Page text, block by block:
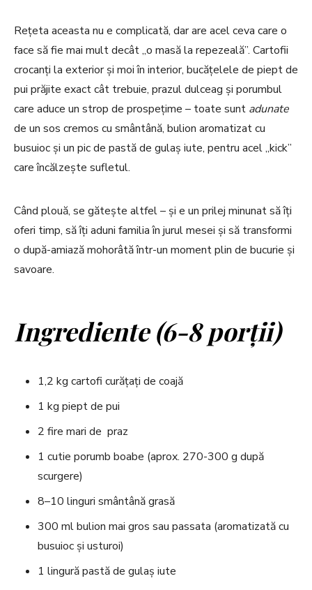
Rețeta aceasta nu e complicată, dar are acel ceva care o
face să fie mai mult decât „o masă la repezeală”. Cartofii
crocanți la exterior și moi în interior, bucățelele de piept de
pui prăjite exact cât trebuie, prazul dulceag și porumbul
care aduce un strop de prospețime – toate sunt adunate
de un sos cremos cu smântână, bulion aromatizat cu
busuioc și un pic de pastă de gulaș iute, pentru acel „kick”
care încălzește sufletul.
Când plouă, se gătește altfel – și e un prilej minunat să îți
oferi timp, să îți aduni familia în jurul mesei și să transformi
o după-amiază mohorâtă într-un moment plin de bucurie și
savoare.
Ingrediente (6-8 porţii)
1,2 kg cartofi curăţaţi de coajă
1 kg piept de pui
2 fire mari de praz
1 cutie porumb boabe (aprox. 270-300 g după
scurgere)
8–10 linguri smântână grasă
300 ml bulion mai gros sau passata (aromatizată cu
busuioc și usturoi)
1 lingură pastă de gulaș iute